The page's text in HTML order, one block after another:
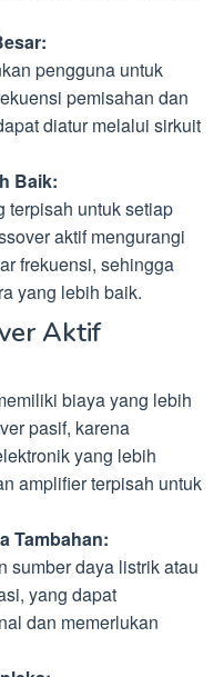
pengguna untuk
pemisahan dan
diatur melalui sirkuit
Baik:
terpisah untuk setiap
aktif mengurangi
frekuensi, sehingga
yang lebih baik.
Aktif
biaya yang lebih
pasif, karena
yang lebih
amplifier terpisah untuk
Tambahan:
sumber daya listrik atau
yang dapat
dan memerlukan